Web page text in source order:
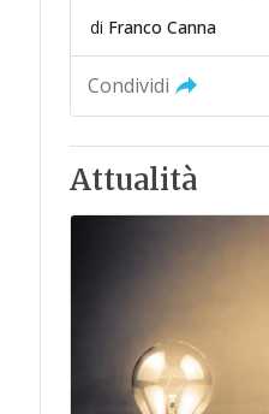
di Franco Canna
Condividi
Attualità